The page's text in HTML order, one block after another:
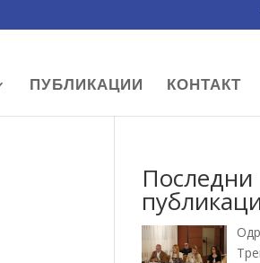
ПУБЛИКАЦИИ КОНТАКТ
Последни